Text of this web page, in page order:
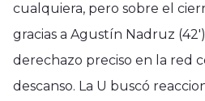
cualquiera, pero sobre el
gracias a Agustín Nadruz
derechazo preciso en la red
descanso. La U buscó